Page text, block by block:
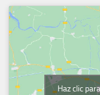
Haz clic